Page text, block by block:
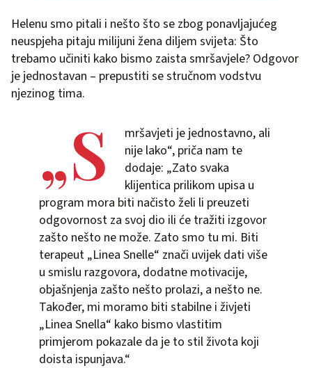
Helenu smo pitali i nešto što se zbog ponavljajućeg
neuspjeha pitaju milijuni žena diljem svijeta: Što
trebamo učiniti kako bismo zaista smršavjele? Odgovor
je jednostavan – prepustiti se stručnom vodstvu
njezinog tima.
„S
mršavjeti je jednostavno, ali
nije lako“, priča nam te
dodaje: „Zato svaka
klijentica prilikom upisa u
program mora biti načisto želi li preuzeti
odgovornost za svoj dio ili će tražiti izgovor
zašto nešto ne može. Zato smo tu mi. Biti
terapeut „Linea Snelle“ znači uvijek dati više
u smislu razgovora, dodatne motivacije,
objašnjenja zašto nešto prolazi, a nešto ne.
Također, mi moramo biti stabilne i živjeti
„Linea Snella“ kako bismo vlastitim
primjerom pokazale da je to stil života koji
doista ispunjava.“